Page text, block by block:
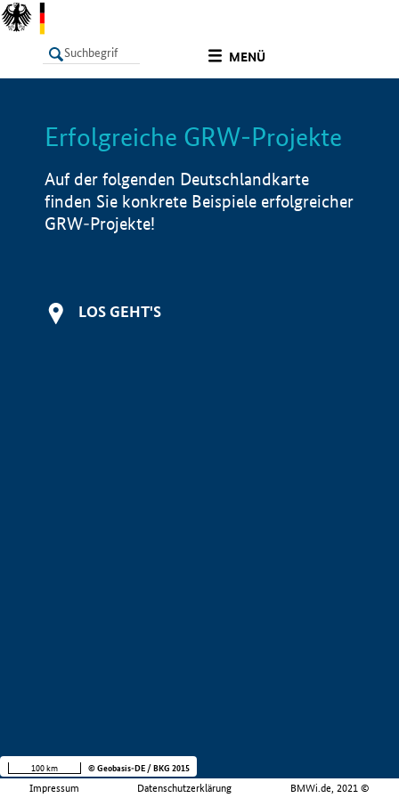
MENÜ
LISTE Info
Erfolgreiche GRW-Projekte
Auf der folgenden Deutschlandkarte
finden Sie konkrete Beispiele erfolgreicher
GRW-Projekte!
LOS GEHT'S
Impressum Datenschutzerklärung BMWi.de, 2021 ©
100 km © Geobasis-DE / BKG 2015